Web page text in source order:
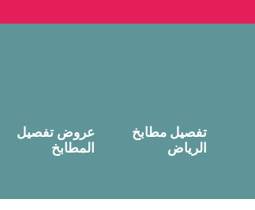
تفصيل مطابخ
الرياض
عروض تفصيل
المطابخ